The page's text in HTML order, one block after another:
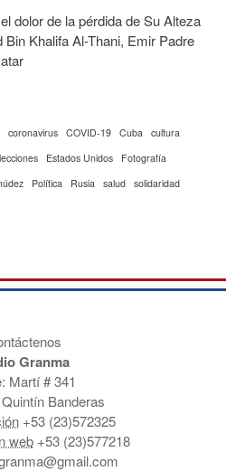
dolor de la pérdida de Su Alteza
Bin Khalifa Al-Thani, Emir Padre
coronavirus COVID-19 Cuba cultura
Estados Unidos
Fotografía
Política Rusia salud solidaridad
Granma
Martí # 341
Banderas
+53 (23)572325
web+53 (23)577218